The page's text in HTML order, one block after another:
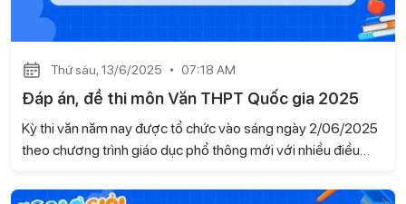
Thứ sáu, 13/6/2025 07:18 AM
Đáp án, đề thi môn Văn THPT Quốc gia 2025
Kỳ thi văn năm nay được tổ chức vào sáng ngày 2/06/2025
theo chương trình giáo dục phổ thông mới với nhiều điều
chi tiết đáp án đề thi môn Văn THPT Quốc gia 2025 để giúp